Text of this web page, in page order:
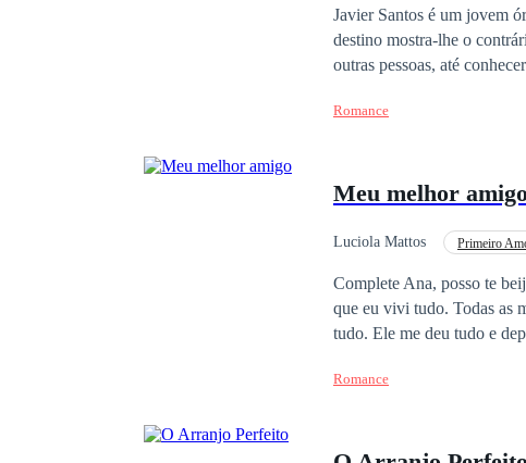
Javier Santos é um jovem
destino mostra-lhe o contrário. Após uma reviravolta repentina na sua vida, ele decide dar
outras pessoas, até conhecer o amor mas
Romance
Meu melhor
Luciola Mattos Primeiro
Complete Ana, posso te beijar? Por que você quer me beijar? Não sei. Bruno sorri sem graça.
que eu vivi tudo. Todas as
tudo. Ele me deu tudo e
Romance